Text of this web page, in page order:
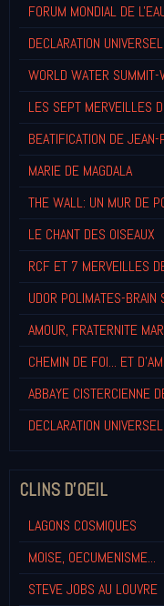
FORUM MONDIAL DE
DECLARATION
WORLD WATER SUMMIT-
LES SEPT MERVEILLES
BEATIFICATION DE JEAN-
MARIE DE MAGDALA
THE WALL: UN MUR DE
LE CHANT DES OISEAUX
RCF ET 7 MERVEILLES
UDOR POLIMATES-BRAIN
AMOUR, FRATERNITE
CHEMIN DE FOI... ET
ABBAYE CISTERCIENNE
DECLARATION
CLINS D'OEIL
LAGONS COSMIQUES
MOISE, OECUMENISME...
STEVE JOBS AU LOUVRE